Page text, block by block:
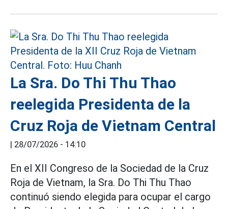
La Sra. Do Thi Thu Thao
reelegida Presidenta de la
Cruz Roja de Vietnam Central
| 28/07/2026 - 14:10
En el XII Congreso de la Sociedad de la Cruz
Roja de Vietnam, la Sra. Do Thi Thu Thao
continuó siendo elegida para ocupar el cargo